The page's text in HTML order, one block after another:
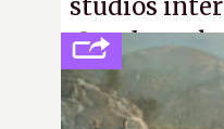
studios
Creedsous